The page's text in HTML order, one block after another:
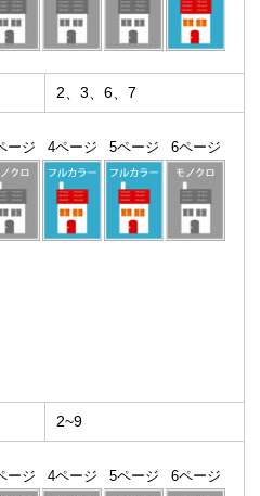
2、3、6、7
ージ 4ページ 5ページ 6ページ
2~9
ージ 4ページ 5ページ 6ページ